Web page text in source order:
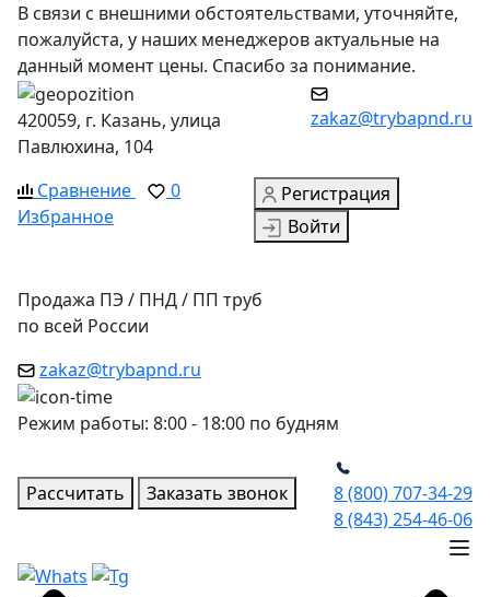
В связи с внешними обстоятельствами, уточняйте,
пожалуйста, у наших менеджеров актуальные на
данный момент цены. Спасибо за понимание.
420059, г. Казань, улица
Павлюхина, 104
zakaz@trybapnd.ru
Сравнение
0
Избранное
Регистрация
Войти
Продажа ПЭ / ПНД / ПП труб
по всей России
zakaz@trybapnd.ru
Режим работы: 8:00 - 18:00 по будням
Рассчитать Заказать звонок
8 (800) 707-34-29
8 (843) 254-46-06